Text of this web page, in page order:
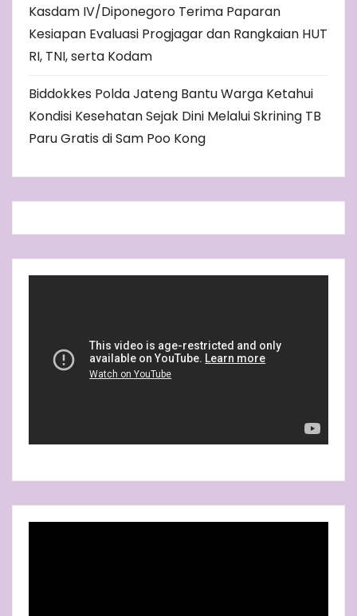
Kasdam IV/Diponegoro Terima Paparan
Kesiapan Evaluasi Progjagar dan Rangkaian HUT
RI, TNI, serta Kodam
Biddokkes Polda Jateng Bantu Warga Ketahui
Kondisi Kesehatan Sejak Dini Melalui Skrining TB
Paru Gratis di Sam Poo Kong